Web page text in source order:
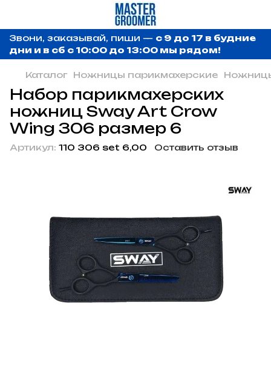
Звони, заказывай, пиши — с 9 до 17 в будние
дни и в сб с 10:00 до 13:00 мы рядом!
Каталог Ножницы парикмахерские
Набор парикмахерских
ножниц Sway Art Crow
Wing 306 размер 6
Артикул: 110 306 set 6,00 Оставить отзыв